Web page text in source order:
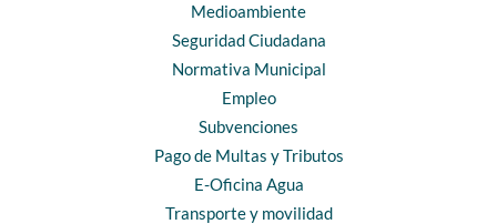
Medioambiente
Seguridad Ciudadana
Normativa Municipal
Empleo
Subvenciones
Pago de Multas y Tributos
E-Oficina Agua
Transporte y movilidad